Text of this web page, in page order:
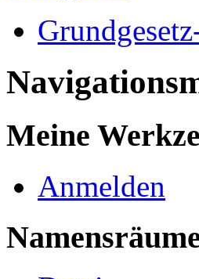
Meine
Anmelden